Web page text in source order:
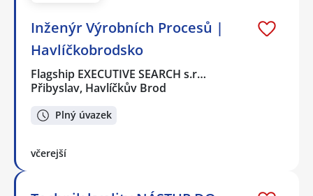
Inženýr Výrobních Procesů |
Havlíčkobrodsko
Flagship EXECUTIVE SEARCH s.r…
Přibyslav, Havlíčkův Brod
Plný úvazek
včerejší